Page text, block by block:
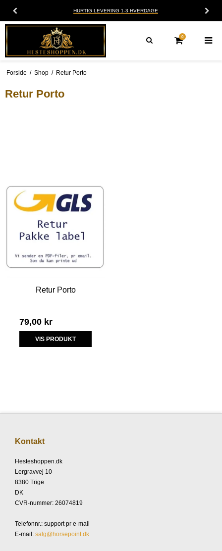
HURTIG LEVERING 1-3 HVERDAGE
0
Forside / Shop / Retur Porto
Retur Porto
Retur Porto
79,00 kr
VIS PRODUKT
Kontakt
Hesteshoppen.dk
Lergravvej 10
8380 Trige
DK
CVR-nummer: 26074819
Telefonnr.: support pr e-mail
E-mail : salg@horsepoint.dk